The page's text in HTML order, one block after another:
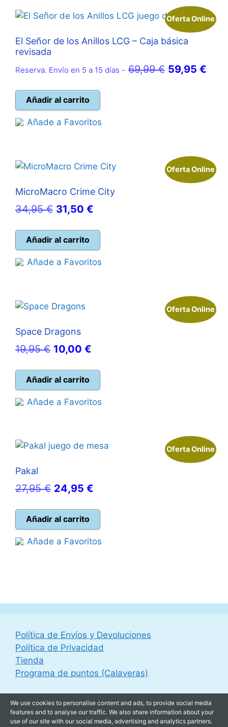
Oferta Online
El Señor de los Anillos LCG – Caja básica
revisada
Reserva. Envío en 5 a 15 días - 69,99€ El
59,95 €
Añadir al carrito
Añade a Favoritos
Oferta Online
MicroMacro Crime City
34,95€ El
original
era:
34,95 €.
31,50 €
es:
31,50 €.
Añadir al carrito
Añade a Favoritos
Oferta Online
Space Dragons
19,95€ El
original
era:
19,95 €.
10,00 €
es:
10,00 €.
Añadir al carrito
Añade a Favoritos
Oferta Online
Pakal
27,95€ El
original
era:
27,95 €.
24,95 €
es:
24,95 €.
Añadir al carrito
Añade a Favoritos
Política de Envíos y Devoluciones
Política de Privacidad
Tienda
Programa de puntos (Calaveras)
We use cookies to personalise content and ads, to provide social media
features and to analyse our traffic. We also share information about your
use of our site with our social media, advertising and analytics partners.